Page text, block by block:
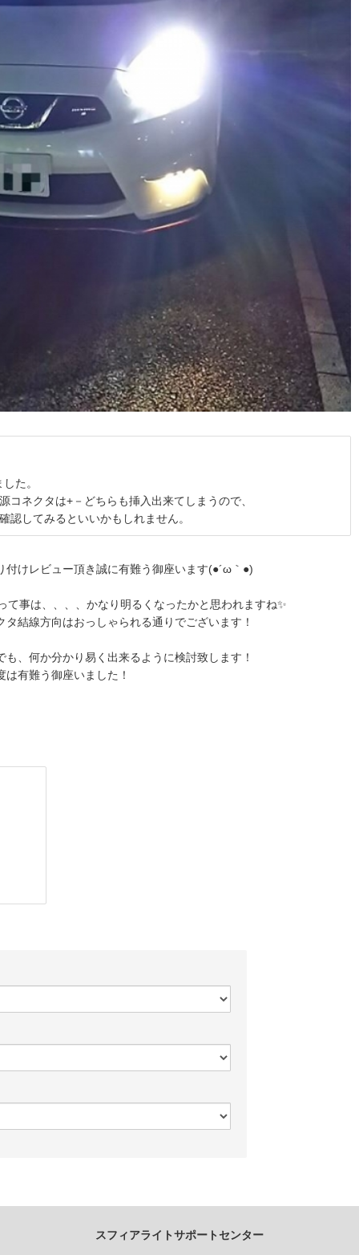
た。
ネクタは+－どちらも挿入出来てしまうので、
認してみるといいかもしれません。
付けレビュー頂き誠に有難う御座います(●´ω｀●)
て事は、、、、かなり明るくなったかと思われますね✨
タ結線方向はおっしゃられる通りでございます！
も、何か分かり易く出来るように検討致します！
は有難う御座いました！
スフィアライトサポートセンター